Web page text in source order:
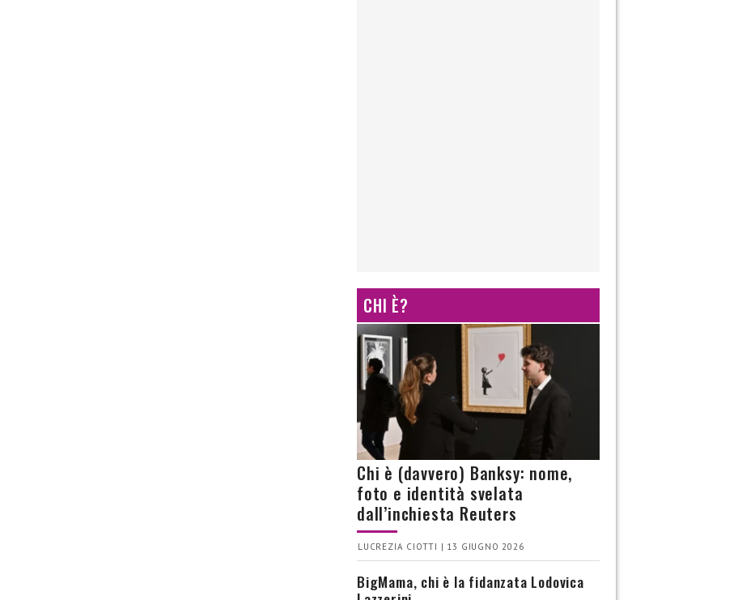
CHI È?
Chi è (davvero) Banksy: nome,
foto e identità svelata
dall’inchiesta Reuters
LUCREZIA CIOTTI | 13 GIUGNO 2026
BigMama, chi è la fidanzata Lodovica